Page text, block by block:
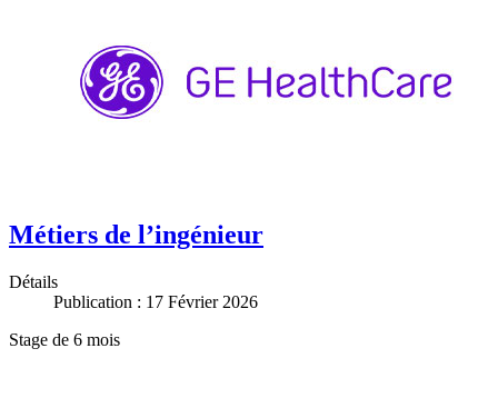
Métiers de l’ingénieur
Détails
Publication : 17 Février 2026
Stage de 6 mois